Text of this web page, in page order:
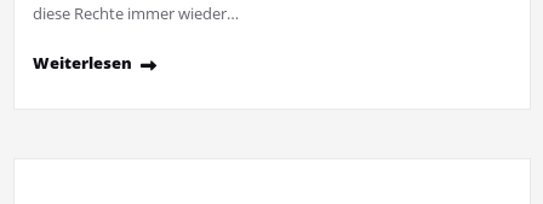
diese Rechte immer wieder…
Weiterlesen